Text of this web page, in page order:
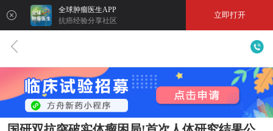
全球肿瘤医生APP
抗癌经验分享社区
立即打开